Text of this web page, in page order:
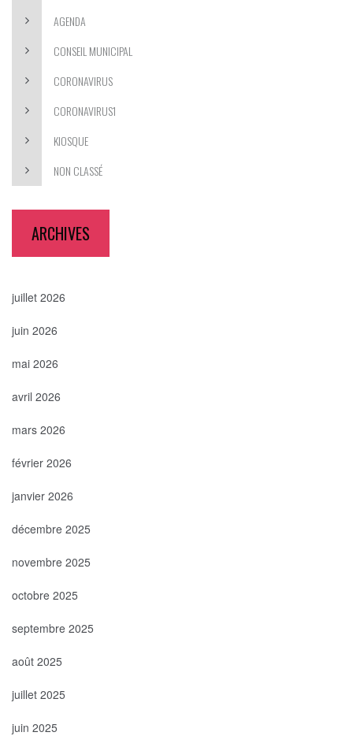
AGENDA
CONSEIL MUNICIPAL
CORONAVIRUS
CORONAVIRUS1
KIOSQUE
NON CLASSÉ
ARCHIVES
juillet 2026
juin 2026
mai 2026
avril 2026
mars 2026
février 2026
janvier 2026
décembre 2025
novembre 2025
octobre 2025
septembre 2025
août 2025
juillet 2025
juin 2025